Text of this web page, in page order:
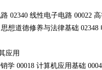
02340 线性电子电路 00022
想道德修养与法律基础 02348
应用
学 00018 计算机应用基础